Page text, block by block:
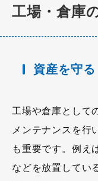
工場・倉庫
資産を守る
工場や倉庫として
メンテナンスを行
も重要です。例え
などを放置してい